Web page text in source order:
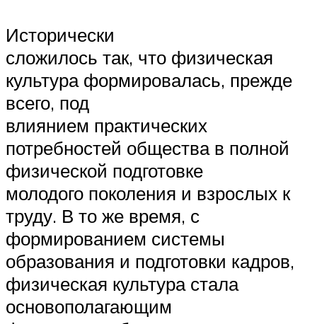
Исторически
сложилось так, что физическая
культура формировалась, прежде
всего, под
влиянием практических
потребностей общества в полной
физической подготовке
молодого поколения и взрослых к
труду. В то же время, с
формированием системы
образования и подготовки кадров,
физическая культура стала
основополагающим